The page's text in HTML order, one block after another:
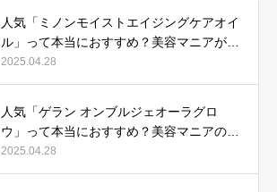
人気「ミノンモイストエイジングケアオイ
ル」って本当におすすめ？美容マニアが実
際使用して口コミを検証！
2025.04.28
人気「ゲラン オンブルジェオーラグロ
ウ」って本当におすすめ？美容マニアの私
が実際使用して、口コミを検証！
2025.04.28